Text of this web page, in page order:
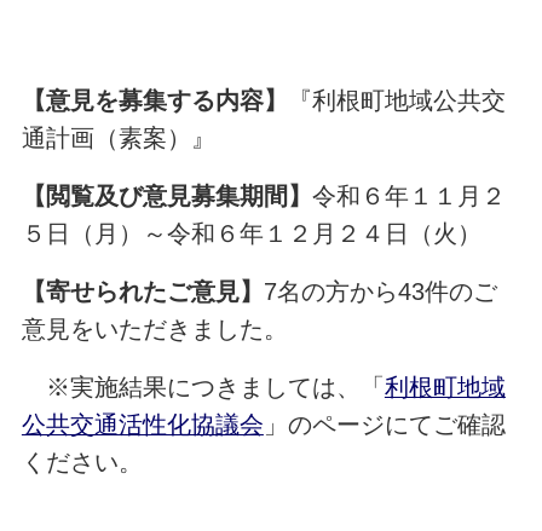
【意見を募集する内容】
『利根町地域公共交
通計画（素案）』
【閲覧及び意見募集期間】 令和６年１１月２
５日（月）～令和６年１２月２４日（火）
【寄せられたご意見】 7名の方から43件のご
意見をいただきました。
※実施結果につきましては、「利根町地域
公共交通活性化協議会 」のページにてご確認
ください。